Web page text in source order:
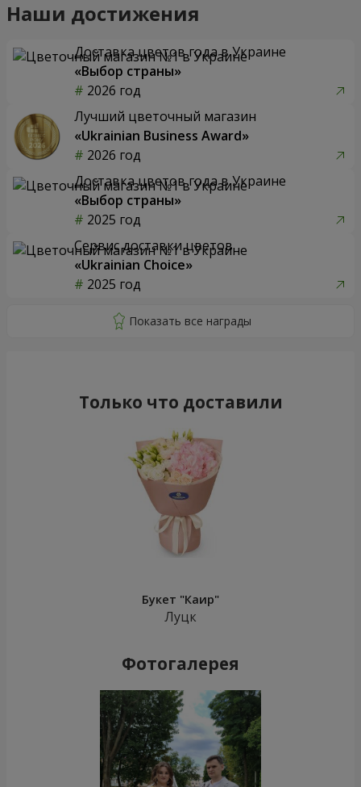
Наши достижения
Доставка цветов года в Украине
«Выбор страны»
2026 год
Лучший цветочный магазин
«Ukrainian Business Award»
2026 год
Доставка цветов года в Украине
«Выбор страны»
2025 год
Сервис доставки цветов
«Ukrainian Choice»
2025 год
Только что доставили
Букет "Каир"
Луцк
Фотогалерея